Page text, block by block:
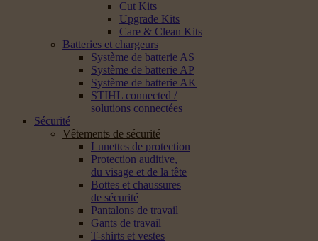
Cut Kits
Upgrade Kits
Care & Clean Kits
Batteries et chargeurs
Système de batterie AS
Système de batterie AP
Système de batterie AK
STIHL connected /
solutions connectées
Sécurité
Vêtements de sécurité
Lunettes de protection
Protection auditive,
du visage et de la tête
Bottes et chaussures
de sécurité
Pantalons de travail
Gants de travail
T-shirts et vestes